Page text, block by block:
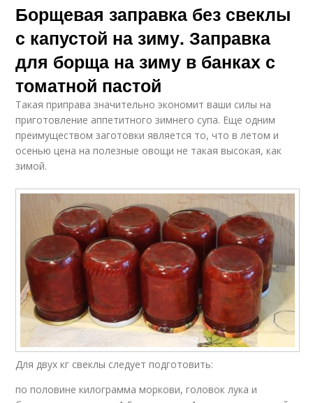
Борщевая заправка без свеклы
с капустой на зиму. Заправка
для борща на зиму в банках с
томатной пастой
Такая приправа значительно экономит ваши силы на
приготовление аппетитного зимнего супа. Еще одним
преимуществом заготовки является то, что в летом и
осенью цена на полезные овощи не такая высокая, как
зимой.
Для двух кг свеклы следует подготовить:
по половине килограмма моркови, головок лука и